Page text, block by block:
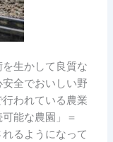
生かして良質な
全でおいしい野
われている農業
能な農園」＝
るようになって